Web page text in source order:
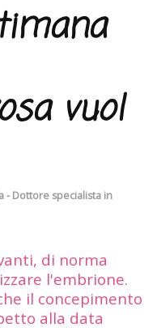
vuol
- Dottore specialista in
di norma
l'embrione.
il concepimento
alla data